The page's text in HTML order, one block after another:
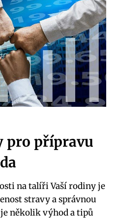
pro‌ přípravu
na ⁣talíři Vaší rodiny‍ je
stravy a⁣ správnou
několik výhod a tipů